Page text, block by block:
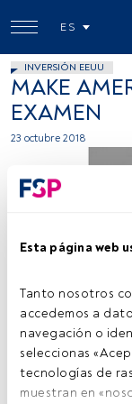
Esta página web
Tanto nosotros
accedemos a
navegación o
seleccionas
tecnologías de
muestran en
ES
INVERSIÓN EEUU
MAKE
EXAMEN
23 octubre 2018
Cedida por BNP
Tiempo lectura: 8 min.